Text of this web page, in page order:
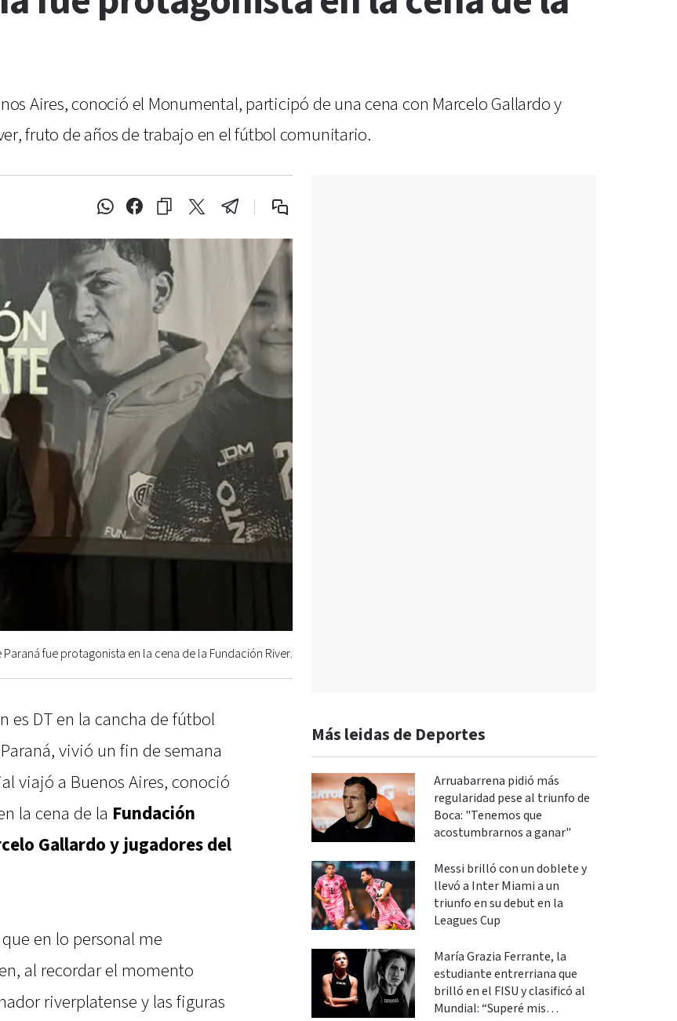
Aires, conoció el Monumental, participó de una cena con Marcelo Gallardo y
fruto de años de trabajo en el fútbol comunitario.
Paraná fue protagonista en la cena de la Fundación River.
es DT en la cancha de fútbol
vivió un fin de semana
viajó a Buenos Aires, conoció
la cena de la Fundación
Gallardo y jugadores del
en lo personal me
al recordar el momento
riverplatense y las figuras
Más leidas de Deportes
Arruabarrena pidió más
regularidad pese al triunfo de
Boca: "Tenemos que
acostumbrarnos a ganar"
Messi brilló con un doblete y
llevó a Inter Miami a un
triunfo en su debut en la
Leagues Cup
María Grazia Ferrante, la
estudiante entrerriana que
brilló en el FISU y clasificó al
Mundial: “Superé mis